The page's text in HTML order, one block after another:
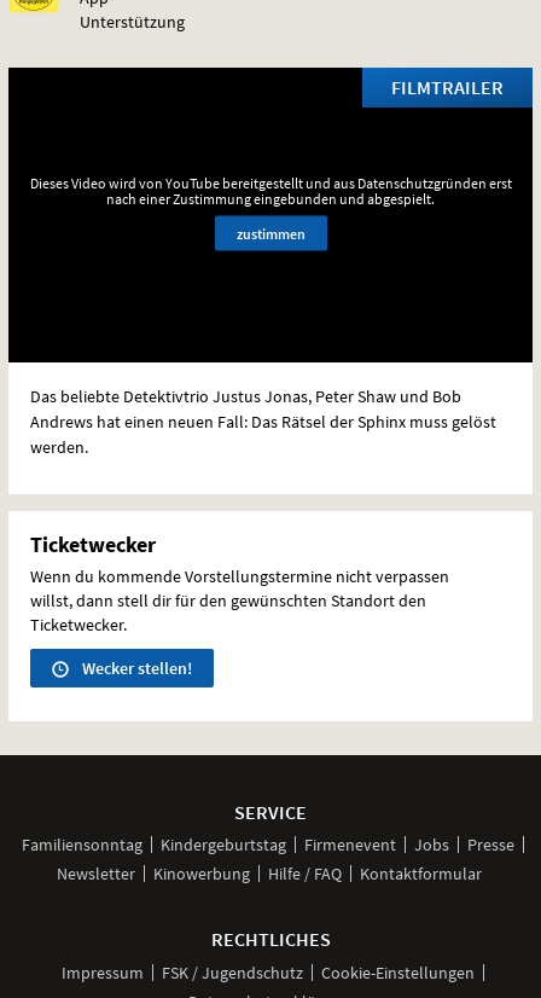
FILMTRAILER
Dieses Video wird von YouTube bereitgestellt und aus Datenschutzgründen erst
nach einer Zustimmung eingebunden und abgespielt.
zustimmen
Das beliebte Detektivtrio Justus Jonas, Peter Shaw und Bob
Andrews hat einen neuen Fall: Das Rätsel der Sphinx muss gelöst
werden.
Ticketwecker
Wenn du kommende Vorstellungstermine nicht verpassen
willst, dann stell dir für den gewünschten Standort den
Ticketwecker.
Wecker stellen!
SERVICE
Familiensonntag Kindergeburtstag Firmenevent Jobs
Presse
Newsletter
Kinowerbung Hilfe / FAQ Kontaktformular
RECHTLICHES
Impressum FSK / Jugendschutz
Cookie-Einstellungen